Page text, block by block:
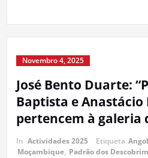
Novembro 4, 2025
José Bento Duarte:
Baptista e Anastácio
pertencem à galeria
In Actividades 2025 Etiqueta
Moçambique, Padrão dos